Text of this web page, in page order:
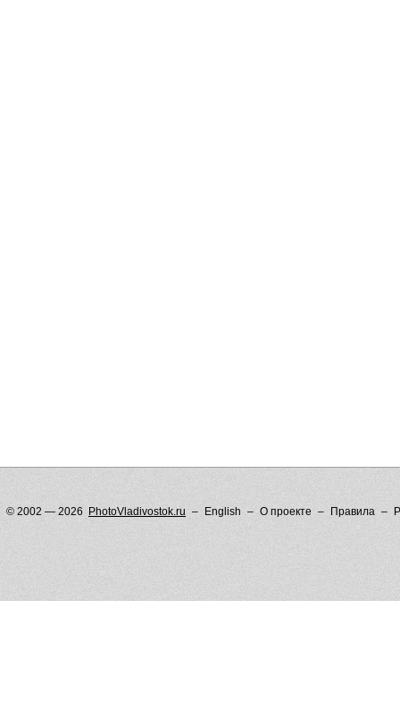
© 2002 — 2026 PhotoVladivostok.ru English О проекте Правила